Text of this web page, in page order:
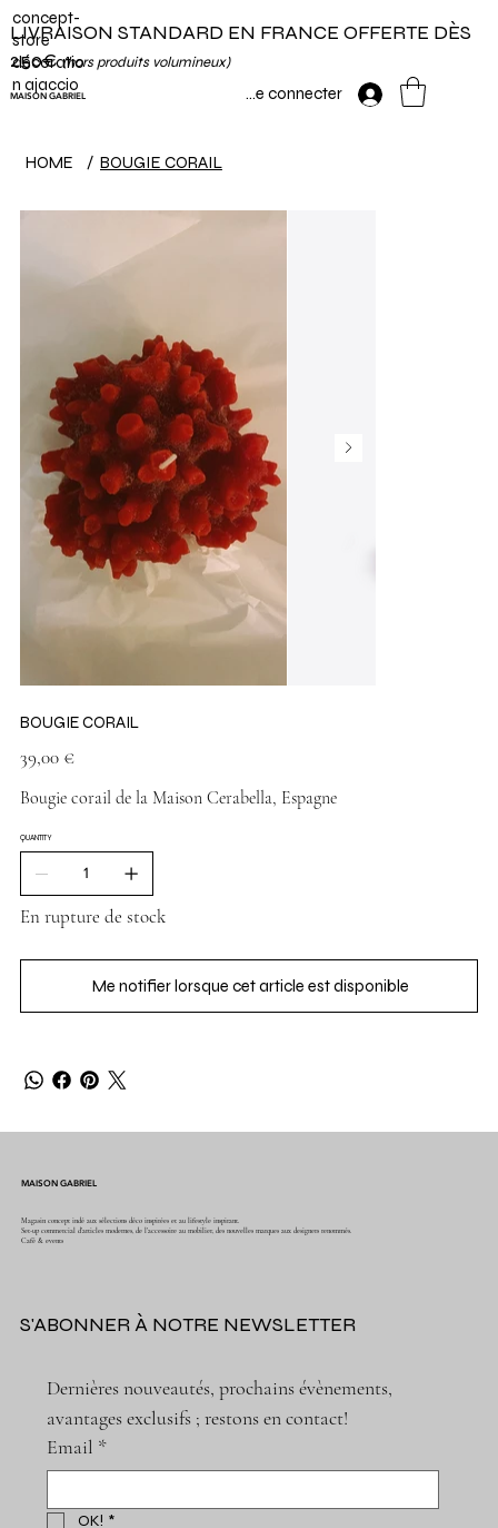
LIVRAISON STANDARD EN FRANCE OFFERTE DÈS
250€(hors produits volumineux)
concept-
store
décoratio
n ajaccio
MAISON GABRIEL Se connecter
HOME / BOUGIE CORAIL
BOUGIE CORAIL
39,00 €
Bougie corail de la Maison Cerabella, Espagne
QUANTITY
En rupture de stock
Me notifier lorsque cet article est disponible
MAISON GABRIEL
Magasin concept indé aux sélections déco inspirées et au lifestyle inspirant.
Set-up commercial d'articles modernes, de l'accessoire au mobilier, des nouvelles marques aux designers renommés.
Café & events
S'ABONNER À NOTRE NEWSLETTER
Dernières nouveautés, prochains évènements,
avantages exclusifs ; restons en contact!
Email *
OK! *